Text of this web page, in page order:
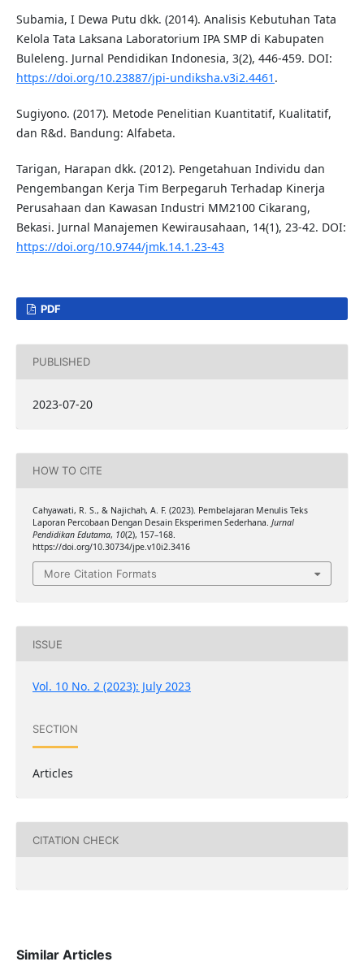
Subamia, I Dewa Putu dkk. (2014). Analisis Kebutuhan Tata
Kelola Tata Laksana Laboratorium IPA SMP di Kabupaten
Buleleng. Jurnal Pendidikan Indonesia, 3(2), 446-459. DOI:
https://doi.org/10.23887/jpi-undiksha.v3i2.4461 .
Sugiyono. (2017). Metode Penelitian Kuantitatif, Kualitatif,
dan R&d. Bandung: Alfabeta.
Tarigan, Harapan dkk. (2012). Pengetahuan Individu dan
Pengembangan Kerja Tim Berpegaruh Terhadap Kinerja
Perusahaan dan Kawasan Industri MM2100 Cikarang,
Bekasi. Jurnal Manajemen Kewirausahaan, 14(1), 23-42. DOI:
https://doi.org/10.9744/jmk.14.1.23-43
PDF
PUBLISHED
2023-07-20
HOW TO CITE
Cahyawati, R. S., & Najichah, A. F. (2023). Pembelajaran Menulis Teks
Laporan Percobaan Dengan Desain Eksperimen Sederhana. Jurnal
Pendidikan Edutama, 10(2), 157–168.
https://doi.org/10.30734/jpe.v10i2.3416
More Citation Formats
ISSUE
Vol. 10 No. 2 (2023): July 2023
SECTION
Articles
CITATION CHECK
Similar Articles